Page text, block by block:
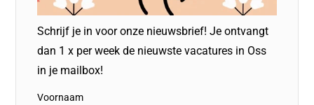
Schrijf je in voor onze nieuwsbrief! Je ontvangt
dan 1 x per week de nieuwste vacatures in Oss
in je mailbox!
Voornaam